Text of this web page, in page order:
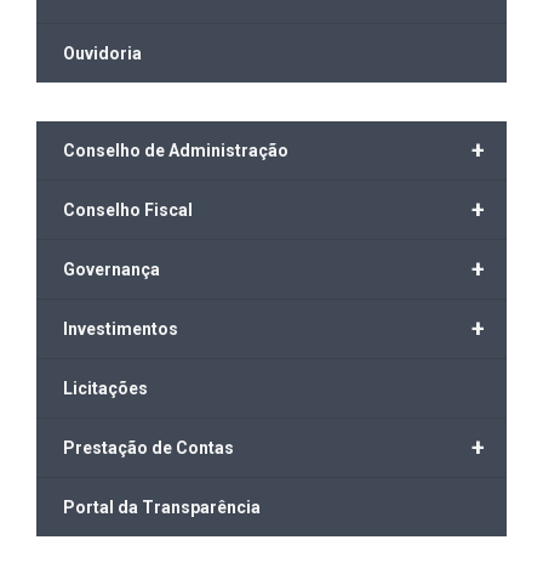
Ouvidoria
+
Conselho de Administração
+
Conselho Fiscal
+
Governança
+
Investimentos
Licitações
+
Prestação de Contas
Portal da Transparência